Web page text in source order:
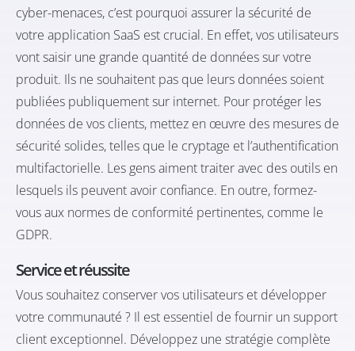
cyber-menaces, c’est pourquoi assurer la sécurité de
votre application SaaS est crucial. En effet, vos utilisateurs
vont saisir une grande quantité de données sur votre
produit. Ils ne souhaitent pas que leurs données soient
publiées publiquement sur internet. Pour protéger les
données de vos clients, mettez en œuvre des mesures de
sécurité solides, telles que le cryptage et l’authentification
multifactorielle. Les gens aiment traiter avec des outils en
lesquels ils peuvent avoir confiance. En outre, formez-
vous aux normes de conformité pertinentes, comme le
GDPR.
Service et réussite
Vous souhaitez conserver vos utilisateurs et développer
votre communauté ? Il est essentiel de fournir un support
client exceptionnel. Développez une stratégie complète